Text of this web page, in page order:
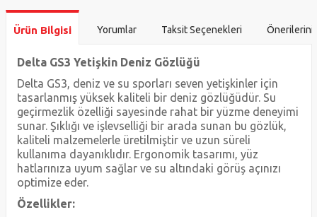
Ürün Bilgisi Yorumlar Taksit Seçenekleri
Delta GS3 Yetişkin Deniz Gözlüğü
Delta GS3, deniz ve su sporları seven yetişkinler için
tasarlanmış yüksek kaliteli bir deniz gözlüğüdür. Su
geçirmezlik özelliği sayesinde rahat bir yüzme deneyimi
sunar. Şıklığı ve işlevselliği bir arada sunan bu gözlük,
kaliteli malzemelerle üretilmiştir ve uzun süreli
kullanıma dayanıklıdır. Ergonomik tasarımı, yüz
hatlarınıza uyum sağlar ve su altındaki görüş açınızı
optimize eder.
Özellikler: